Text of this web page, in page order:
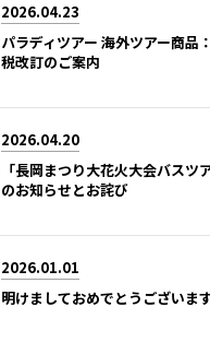
2026.04.23
パラディツアー 海外ツアー商品
税改訂のご案内
2026.04.20
「長岡まつり大花火大会バスツ
のお知らせとお詫び
2026.01.01
明けましておめでとうございます